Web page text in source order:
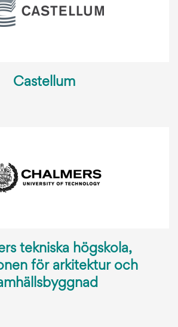
Castellum
tekniska högskola,
för arkitektur och